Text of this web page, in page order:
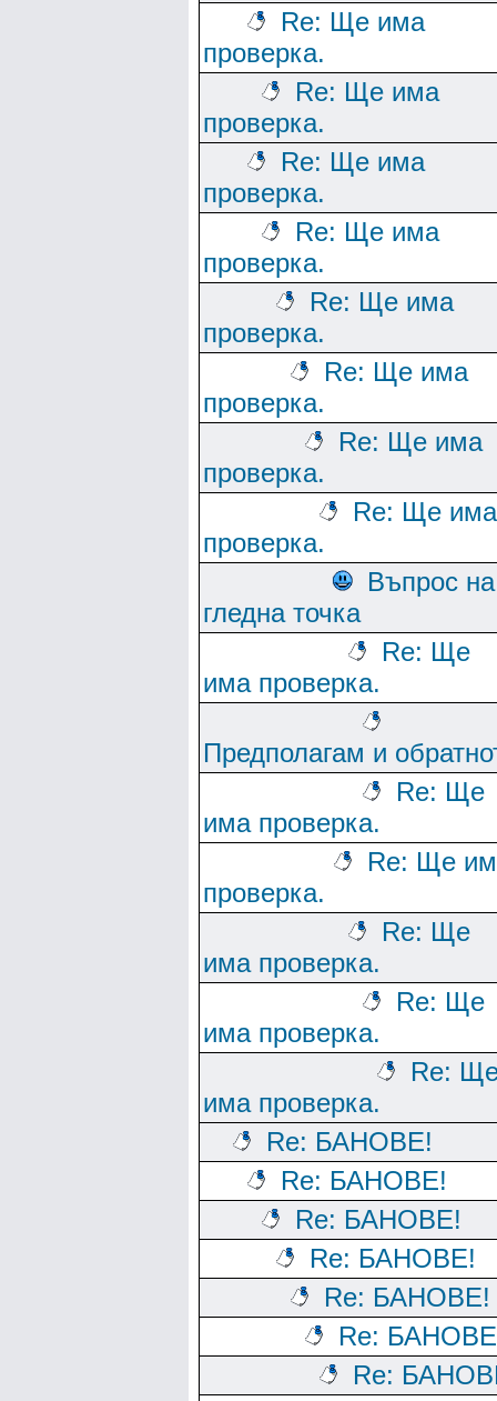
Re: Ще има
проверка.
Re: Ще има
проверка.
Re: Ще има
проверка.
Re: Ще има
проверка.
Re: Ще има
проверка.
Re: Ще има
проверка.
Re: Ще има
проверка.
Re: Ще има
проверка.
Въпрос на
гледна точка
Re: Ще
има проверка.
Предполагам и
Re: Ще
има проверка.
Re: Ще
проверка.
Re: Ще
има проверка.
Re: Ще
има проверка.
Re:
има проверка.
Re: БАНОВЕ!
Re: БАНОВЕ!
Re: БАНОВЕ!
Re: БАНОВЕ!
Re: БАНОВЕ!
Re:
Re: